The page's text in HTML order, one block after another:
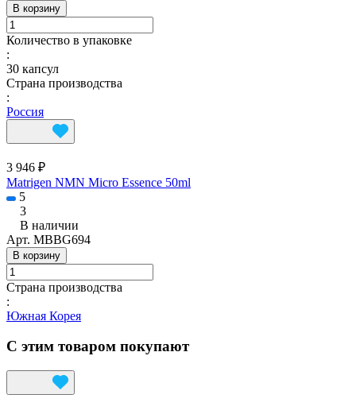
В корзину
Количество в упаковке
:
30 капсул
Страна производства
:
Россия
3 946 ₽
Matrigen NMN Micro Essence 50ml
5
3
В наличии
Арт. MBBG694
В корзину
Страна производства
:
Южная Корея
С этим товаром покупают